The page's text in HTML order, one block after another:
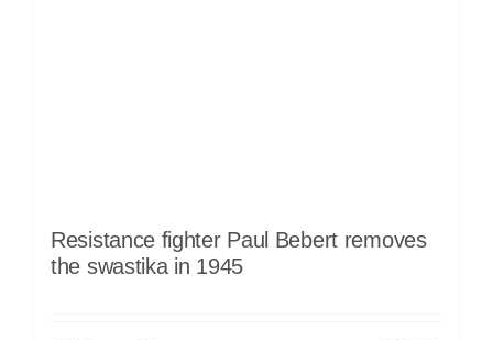
Resistance fighter Paul Bebert removes
the swastika in 1945